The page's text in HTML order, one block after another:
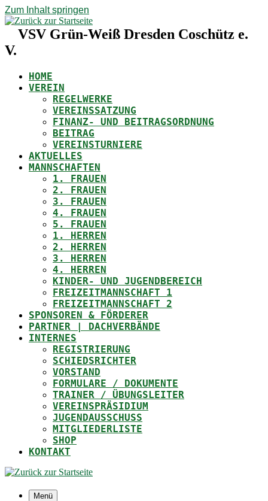
Zum Inhalt springen
VSV Grün-Weiß Dresden Coschütz e.
V.
HOME
VEREIN
REGELWERKE
VEREINSSATZUNG
FINANZ- UND BEITRAGSORDNUNG
BEITRAG
VEREINSTURNIERE
AKTUELLES
MANNSCHAFTEN
1. FRAUEN
2. FRAUEN
3. FRAUEN
4. FRAUEN
5. FRAUEN
1. HERREN
2. HERREN
3. HERREN
4. HERREN
KINDER- UND JUGENDBEREICH
FREIZEITMANNSCHAFT 1
FREIZEITMANNSCHAFT 2
SPONSOREN & FÖRDERER
PARTNER | DACHVERBÄNDE
INTERNES
REGISTRIERUNG
SCHIEDSRICHTER
VORSTAND
FORMULARE / DOKUMENTE
TRAINER / ÜBUNGSLEITER
VEREINSPRÄSIDIUM
JUGENDAUSSCHUSS
MITGLIEDERLISTE
SHOP
KONTAKT
Menü